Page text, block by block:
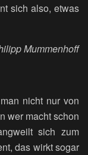
sich also, etwas
Mummenhoff
nicht nur von
wer macht schon
sich zum
das wirkt sogar